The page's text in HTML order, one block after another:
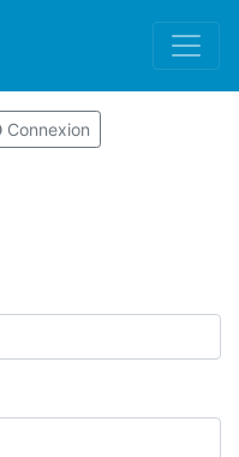
Connexion